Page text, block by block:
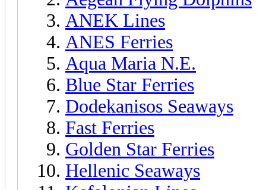
ANEK Lines
ANES Ferries
Aqua Maria Ν.Ε.
Blue Star Ferries
Dodekanisos Seaways
Fast Ferries
Golden Star Ferries
Hellenic Seaways